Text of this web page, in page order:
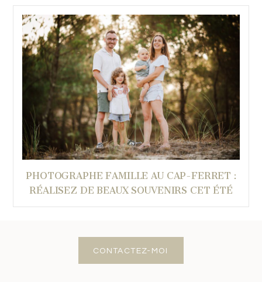
PHOTOGRAPHE FAMILLE AU CAP-FERRET :
RÉALISEZ DE BEAUX SOUVENIRS CET ÉTÉ
CONTACTEZ-MOI